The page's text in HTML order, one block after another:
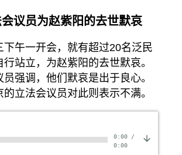
议员为赵紫阳的去世默哀
下午一开会，就有超过20名泛民
站立，为赵紫阳的去世默哀。
强调，他们默哀是出于良心。
立法会议员对此则表示不满。
0:00/
0:00